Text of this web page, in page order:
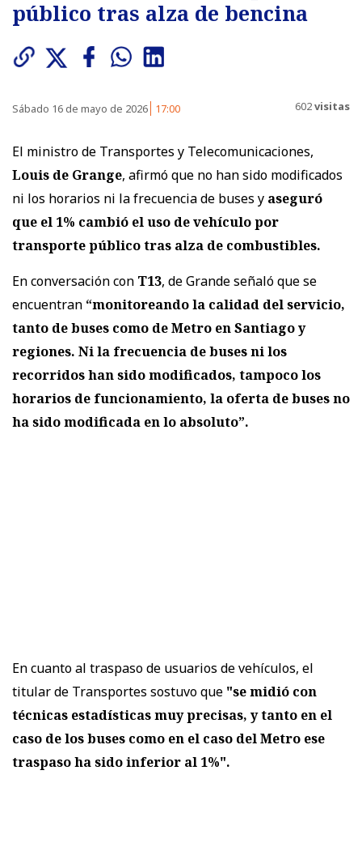
público tras alza de bencina
Sábado 16 de mayo de 2026 17:00 602visitas
El ministro de Transportes y Telecomunicaciones,
Louis de Grange, afirmó que no han sido modificados
ni los horarios ni la frecuencia de buses y aseguró
que el 1% cambió el uso de vehículo por
transporte público tras alza de combustibles.
En conversación con T13, de Grande señaló que se
encuentran “monitoreando la calidad del servicio,
tanto de buses como de Metro en Santiago y
regiones. Ni la frecuencia de buses ni los
recorridos han sido modificados, tampoco los
horarios de funcionamiento, la oferta de buses no
ha sido modificada en lo absoluto”.
En cuanto al traspaso de usuarios de vehículos, el
titular de Transportes sostuvo que "se midió con
técnicas estadísticas muy precisas, y tanto en el
caso de los buses como en el caso del Metro ese
traspaso ha sido inferior al 1%".